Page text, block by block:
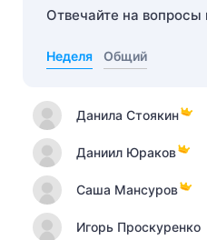
Отвечайте на
Неделя Общий
Данила Стоякин
Даниил Юраков
Саша Мансуров
Игорь Проскуренко